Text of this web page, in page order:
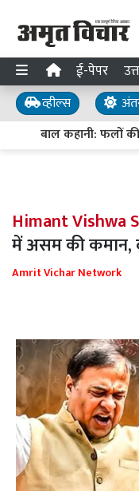
ई-पेपर
व्हील्स
बाल कहानी: फलों
Himant Vishwa
में असम की कमान,
Amrit Vichar Network